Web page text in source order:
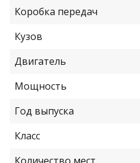
Коробка передач
Кузов
Двигатель
Мощность
Год выпуска
Класс